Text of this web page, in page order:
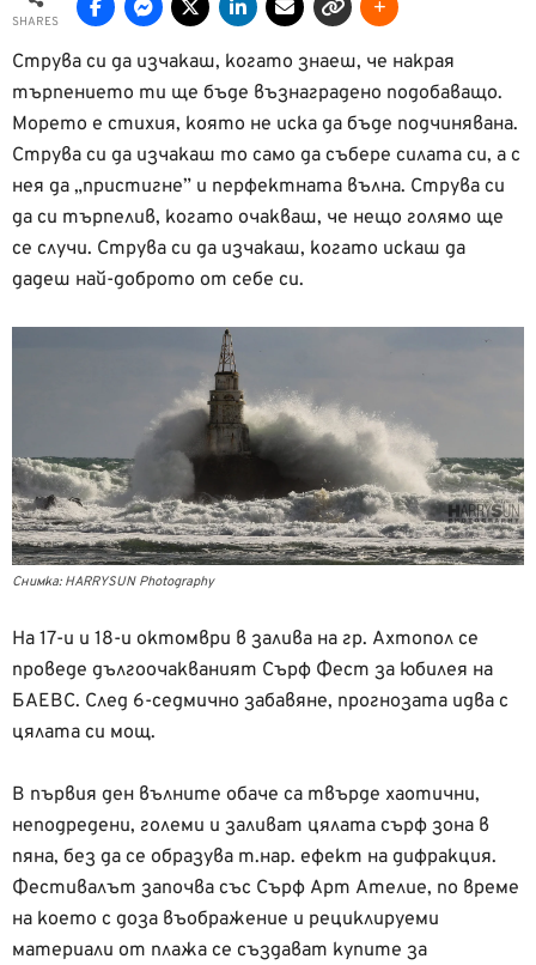
SHARES
Струва си да изчакаш, когато знаеш, че накрая
търпението ти ще бъде възнаградено подобаващо.
Морето е стихия, която не иска да бъде подчинявана.
Струва си да изчакаш то само да събере силата си, а с
нея да „пристигне” и перфектната вълна. Струва си
да си търпелив, когато очакваш, че нещо голямо ще
се случи. Струва си да изчакаш, когато искаш да
дадеш най-доброто от себе си.
Снимка: HARRYSUN Photography
На 17-и и 18-и октомври в залива на гр. Ахтопол се
проведе дългоочакваният Сърф Фест за юбилея на
БАЕВС. След 6-седмично забавяне, прогнозата идва с
цялата си мощ.
В първия ден вълните обаче са твърде хаотични,
неподредени, големи и заливат цялата сърф зона в
пяна, без да се образува т.нар. ефект на дифракция.
Фестивалът започва със Сърф Арт Ателие, по време
на което с доза въображение и рециклируеми
материали от плажа се създават купите за